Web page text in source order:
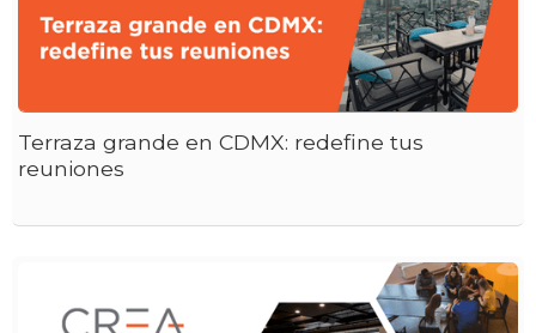
Terraza grande en CDMX: redefine tus
reuniones